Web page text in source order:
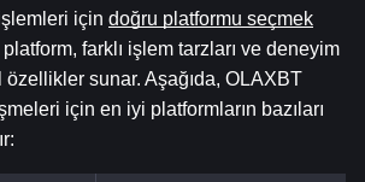
için doğru platformu seçmek
farklı işlem tarzları ve deneyim
sunar. Aşağıda, OLAXBT
için en iyi platformların bazıları